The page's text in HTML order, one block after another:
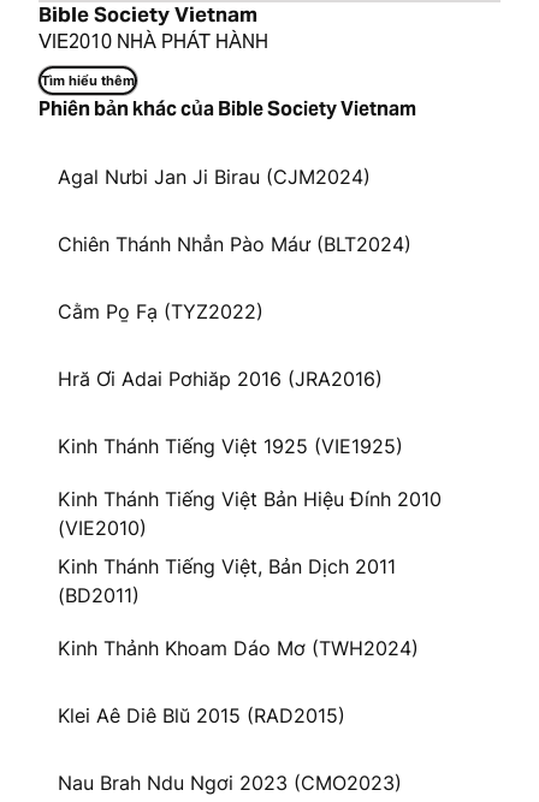
Bible Society Vietnam
VIE2010 NHÀ PHÁT HÀNH
Tìm hiểu thêm
Phiên bản khác của Bible Society Vietnam
Agal Nưbi Jan Ji Birau (CJM2024)
Chiên Thánh Nhẳn Pào Máư (BLT2024)
Cằm Po̱ Fạ (TYZ2022)
Hră Ơi Adai Pơhiăp 2016 (JRA2016)
Kinh Thánh Tiếng Việt 1925 (VIE1925)
Kinh Thánh Tiếng Việt Bản Hiệu Đính 2010
(VIE2010)
Kinh Thánh Tiếng Việt, Bản Dịch 2011
(BD2011)
Kinh Thảnh Khoam Dáo Mơ (TWH2024)
Klei Aê Diê Blŭ 2015 (RAD2015)
Nau Brah Ndu Ngơi 2023 (CMO2023)